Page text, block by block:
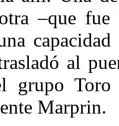
–que
al
grupo
Marprin.